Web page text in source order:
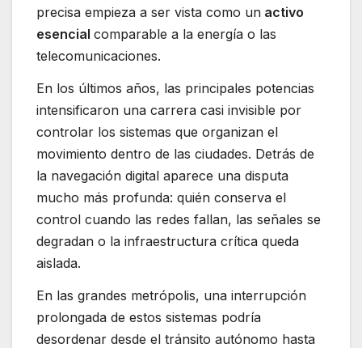
precisa empieza a ser vista como un activo
esencial comparable a la energía o las
telecomunicaciones.
En los últimos años, las principales potencias
intensificaron una carrera casi invisible por
controlar los sistemas que organizan el
movimiento dentro de las ciudades. Detrás de
la navegación digital aparece una disputa
mucho más profunda: quién conserva el
control cuando las redes fallan, las señales se
degradan o la infraestructura crítica queda
aislada.
En las grandes metrópolis, una interrupción
prolongada de estos sistemas podría
desordenar desde el tránsito autónomo hasta